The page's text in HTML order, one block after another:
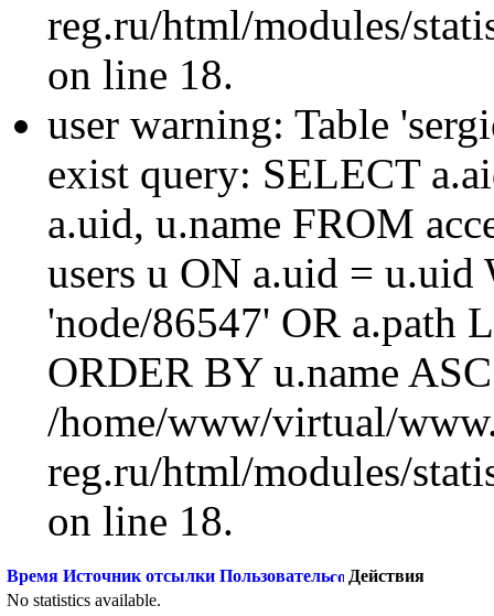
reg.ru/html/modules/
on line 18.
user warning: Table
exist query: SELECT
a.uid, u.name FROM
users u ON a.uid = u.uid
'node/86547' OR a.path
ORDER BY u.name
/home/www/virtual/
reg.ru/html/modules/
on line 18.
Время Источник отсылки Пользователь
Действия
No statistics available.